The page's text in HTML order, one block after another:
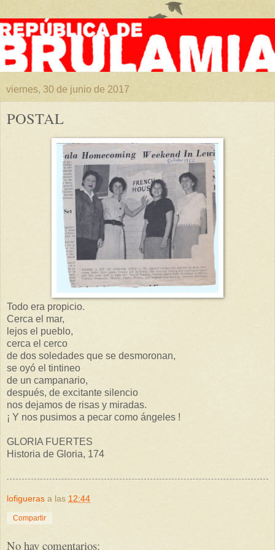
viernes, 30 de junio de 2017
POSTAL
Todo era propicio.
Cerca el mar,
lejos el pueblo,
cerca el cerco
de dos soledades que se desmoronan,
se oyó el tintineo
de un campanario,
después, de excitante silencio
nos dejamos de risas y miradas.
¡ Y nos pusimos a pecar como ángeles !
GLORIA FUERTES
Historia de Gloria, 174
lofigueras a las 12:44
Compartir
No hay comentarios: